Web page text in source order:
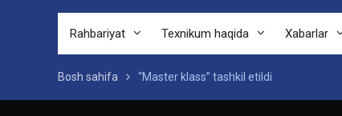
Rahbariyat Texnikum haqida Xabarlar
Bosh sahifa “Master klass” tashkil etildi